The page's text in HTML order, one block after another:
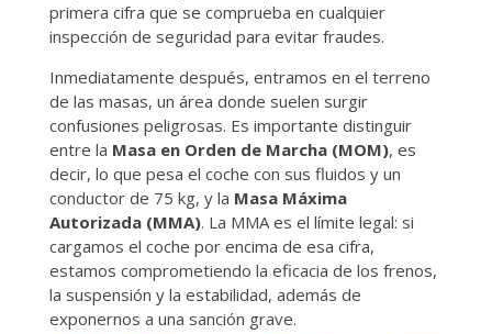
primera cifra que se comprueba en cualquier
inspección de seguridad para evitar fraudes.
Inmediatamente después, entramos en el terreno
de las masas, un área donde suelen surgir
confusiones peligrosas. Es importante distinguir
entre la Masa en Orden de Marcha (MOM), es
decir, lo que pesa el coche con sus fluidos y un
conductor de 75 kg, y la Masa Máxima
Autorizada (MMA). La MMA es el límite legal: si
cargamos el coche por encima de esa cifra,
estamos comprometiendo la eficacia de los frenos,
la suspensión y la estabilidad, además de
exponernos a una sanción grave.